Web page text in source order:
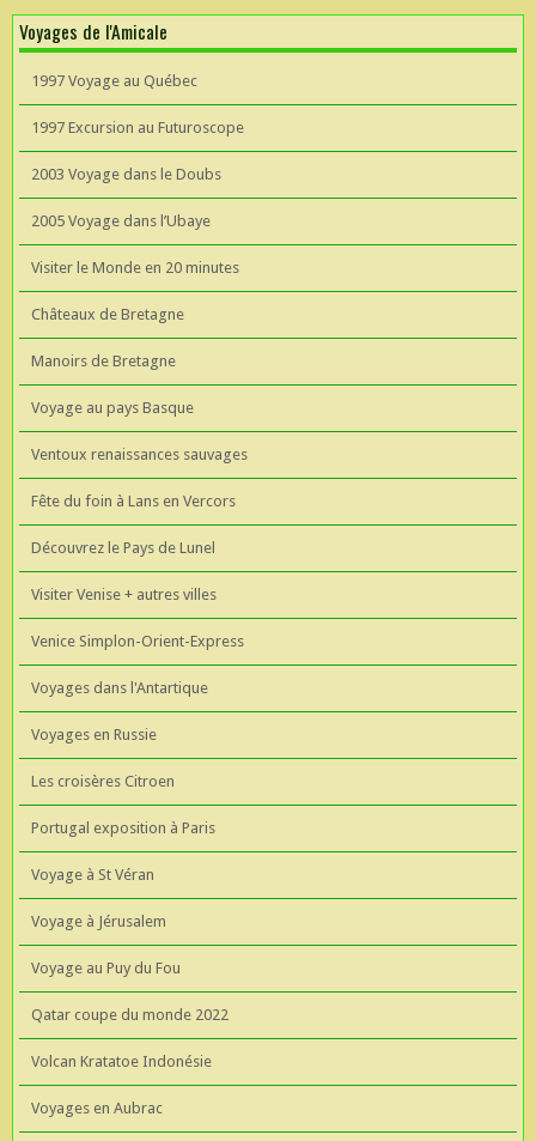
Voyages de l'Amicale
1997 Voyage au Québec
1997 Excursion au Futuroscope
2003 Voyage dans le Doubs
2005 Voyage dans l’Ubaye
Visiter le Monde en 20 minutes
Châteaux de Bretagne
Manoirs de Bretagne
Voyage au pays Basque
Ventoux renaissances sauvages
Fête du foin à Lans en Vercors
Découvrez le Pays de Lunel
Visiter Venise + autres villes
Venice Simplon-Orient-Express
Voyages dans l'Antartique
Voyages en Russie
Les croisères Citroen
Portugal exposition à Paris
Voyage à St Véran
Voyage à Jérusalem
Voyage au Puy du Fou
Qatar coupe du monde 2022
Volcan Kratatoe Indonésie
Voyages en Aubrac